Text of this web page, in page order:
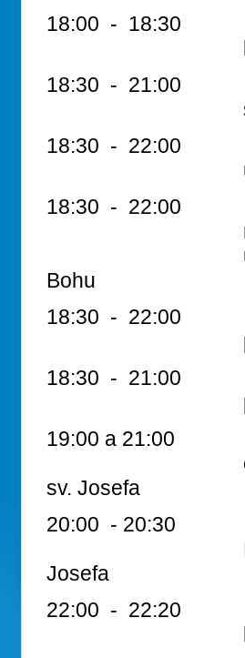
18:00 - 18:30
koncert
18:30 - 21:00
soutěž pro
18:30 - 22:00
ukázka biblí,
18:30 - 22:00
návštěvníci
umístěné v
Bohu
18:30 - 22:00
prohlídka
18:30 - 21:00
program
19:00 a 21:00
obrazová a
sv. Josefa
20:00 - 20:30
Prezentace
Josefa
22:00 - 22:20
koncert